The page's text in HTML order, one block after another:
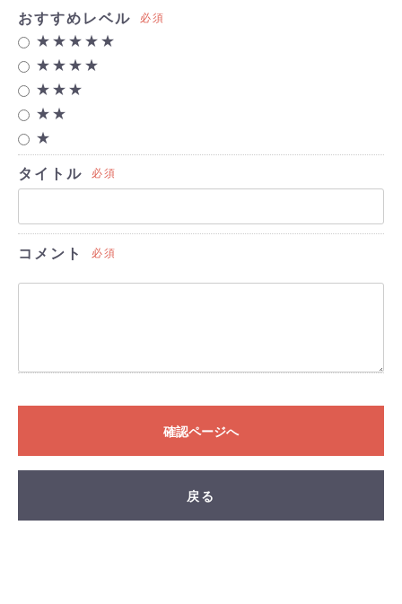
おすすめレベル 必須
★★★★★
★★★★
★★★
★★
★
タイトル 必須
コメント 必須
確認ページへ
戻る